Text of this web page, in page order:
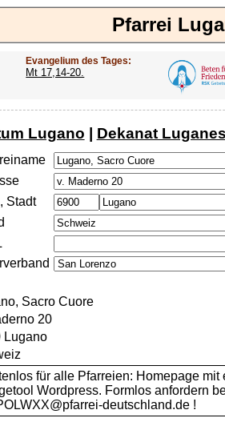
Pfarrei
Evangelium des Tages:
Mt 17,14-20.
Lugano | Dekanat
Stadt
Sacro Cuore
20
Lugano
für alle Pfarreien: Homepage mit
Wordpress. Formlos anfordern
deutschland.de !